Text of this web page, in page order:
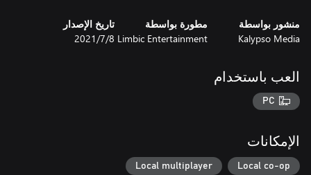
منشور بواسطة
Kalypso Media
مطورة بواسطة
Limbic Entertainment
تاريخ الإصدار
8‏/7‏/2021
العب باستخدام
PC
الإمكانات
Local co-op
Local multiplayer